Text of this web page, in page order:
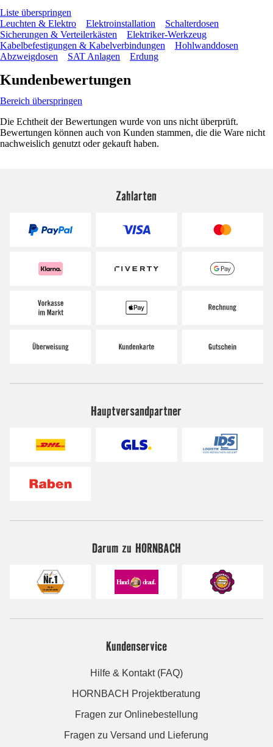
Liste überspringen
Leuchten & Elektro
Elektroinstallation
Schalterdosen
Sicherungen & Verteilerkästen
Elektriker-Werkzeug
Kabelbefestigungen & Kabelverbindungen
Hohlwanddosen
Abzweigdosen
SAT Anlagen Erdung
Kundenbewertungen
Bereich überspringen
Die Echtheit der Bewertungen wurde von uns nicht überprüft.
Bewertungen können auch von Kunden stammen, die die Ware nicht
nachweislich genutzt oder gekauft haben.
Zahlarten
Hauptversandpartner
Darum zu HORNBACH
Kundenservice
Hilfe & Kontakt (FAQ)
HORNBACH Projektberatung
Fragen zur Onlinebestellung
Fragen zu Versand und Lieferung